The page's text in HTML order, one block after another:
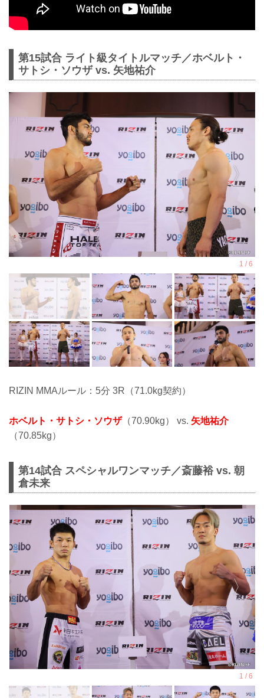
第15試合 ライト級タイトルマッチ／ホベルト・
サトシ・ソウザ vs. 矢地祐介
RIZIN MMAルール：5分 3R（71.0kg契約）
ホベルト・サトシ・ソウザ（70.90kg） vs. 矢地祐介
（70.85kg）
第14試合 スペシャルワンマッチ／斎藤裕 vs. 朝
倉未来